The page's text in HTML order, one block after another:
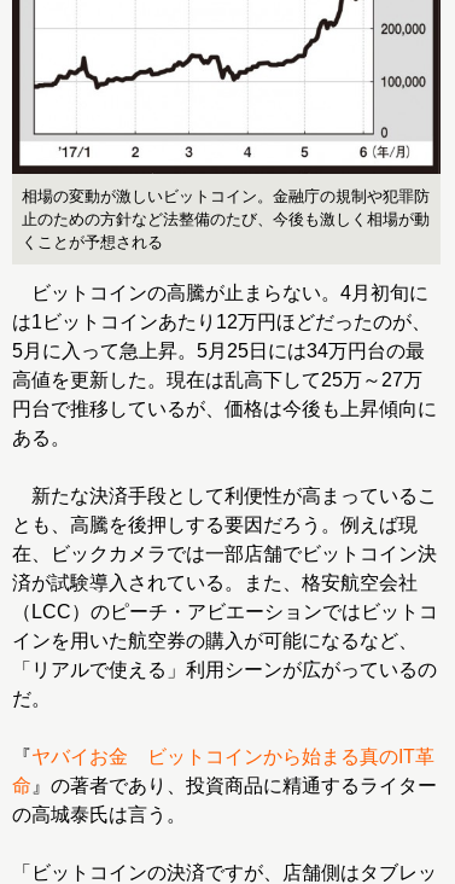
相場の変動が激しいビットコイン。金融庁の規制や犯罪防
止のための方針など法整備のたび、今後も激しく相場が動
くことが予想される
ビットコインの高騰が止まらない。4月初旬に
は1ビットコインあたり12万円ほどだったのが、
5月に入って急上昇。5月25日には34万円台の最
高値を更新した。現在は乱高下して25万～27万
円台で推移しているが、価格は今後も上昇傾向に
ある。
新たな決済手段として利便性が高まっているこ
とも、高騰を後押しする要因だろう。例えば現
在、ビックカメラでは一部店舗でビットコイン決
済が試験導入されている。また、格安航空会社
（LCC）のピーチ・アビエーションではビットコ
インを用いた航空券の購入が可能になるなど、
「リアルで使える」利用シーンが広がっているの
だ。
『ヤバイお金 ビットコインから始まる真のIT革
命 』の著者であり、投資商品に精通するライター
の高城泰氏は言う。
「ビットコインの決済ですが、店舗側はタブレッ